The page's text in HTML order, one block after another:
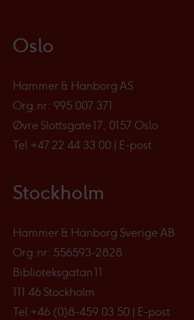
Oslo
Hammer & Hanborg AS
Org.nr: 995 007 371
Øvre Slottsgate 17, 0157 Oslo
Tel +47 22 44 33 00 | E-post
Stockholm
Hammer & Hanborg Sverige AB
Org.nr: 556593-2828
Biblioteksgatan 11
111 46 Stockholm
Tel +46 (0)8-459 03 50 | E-post